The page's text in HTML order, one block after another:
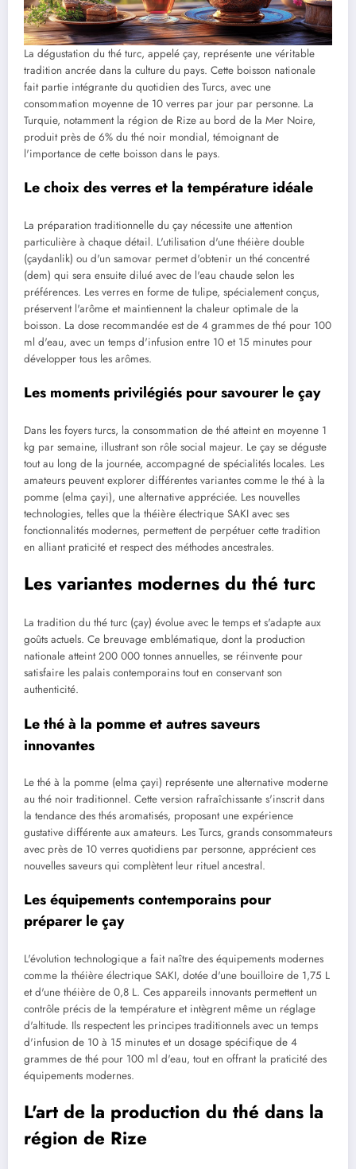
La dégustation du thé turc, appelé çay, représente une véritable
tradition ancrée dans la culture du pays. Cette boisson nationale
fait partie intégrante du quotidien des Turcs, avec une
consommation moyenne de 10 verres par jour par personne. La
Turquie, notamment la région de Rize au bord de la Mer Noire,
produit près de 6% du thé noir mondial, témoignant de
l'importance de cette boisson dans le pays.
Le choix des verres et la température idéale
La préparation traditionnelle du çay nécessite une attention
particulière à chaque détail. L'utilisation d'une théière double
(çaydanlik) ou d'un samovar permet d'obtenir un thé concentré
(dem) qui sera ensuite dilué avec de l'eau chaude selon les
préférences. Les verres en forme de tulipe, spécialement conçus,
préservent l'arôme et maintiennent la chaleur optimale de la
boisson. La dose recommandée est de 4 grammes de thé pour 100
ml d'eau, avec un temps d'infusion entre 10 et 15 minutes pour
développer tous les arômes.
Les moments privilégiés pour savourer le çay
Dans les foyers turcs, la consommation de thé atteint en moyenne 1
kg par semaine, illustrant son rôle social majeur. Le çay se déguste
tout au long de la journée, accompagné de spécialités locales. Les
amateurs peuvent explorer différentes variantes comme le thé à la
pomme (elma çayi), une alternative appréciée. Les nouvelles
technologies, telles que la théière électrique SAKI avec ses
fonctionnalités modernes, permettent de perpétuer cette tradition
en alliant praticité et respect des méthodes ancestrales.
Les variantes modernes du thé turc
La tradition du thé turc (çay) évolue avec le temps et s'adapte aux
goûts actuels. Ce breuvage emblématique, dont la production
nationale atteint 200 000 tonnes annuelles, se réinvente pour
satisfaire les palais contemporains tout en conservant son
authenticité.
Le thé à la pomme et autres saveurs
innovantes
Le thé à la pomme (elma çayi) représente une alternative moderne
au thé noir traditionnel. Cette version rafraîchissante s'inscrit dans
la tendance des thés aromatisés, proposant une expérience
gustative différente aux amateurs. Les Turcs, grands consommateurs
avec près de 10 verres quotidiens par personne, apprécient ces
nouvelles saveurs qui complètent leur rituel ancestral.
Les équipements contemporains pour
préparer le çay
L'évolution technologique a fait naître des équipements modernes
comme la théière électrique SAKI, dotée d'une bouilloire de 1,75 L
et d'une théière de 0,8 L. Ces appareils innovants permettent un
contrôle précis de la température et intègrent même un réglage
d'altitude. Ils respectent les principes traditionnels avec un temps
d'infusion de 10 à 15 minutes et un dosage spécifique de 4
grammes de thé pour 100 ml d'eau, tout en offrant la praticité des
équipements modernes.
L'art de la production du thé dans la
région de Rize